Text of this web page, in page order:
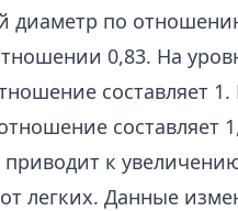
диаметр по
0,83. На
составляет
составляет
приводит к
легких. Данные